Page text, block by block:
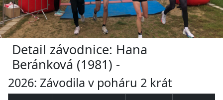
Detail závodnice: Hana
Beránková (1981) -
2026: Závodila v poháru 2 krát